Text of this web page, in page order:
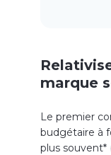
marque
Le premier
budgétaire à
plus souvent*